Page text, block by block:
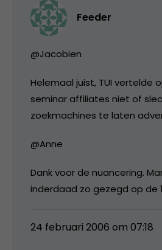
Feeder
@Jacobien
Helemaal juist, TUI vertelde
seminar affiliates niet of
zoekmachines te laten
@Anne
Dank voor de nuancering.
inderdaad zo gezegd op de
24 februari 2006 om 07:18